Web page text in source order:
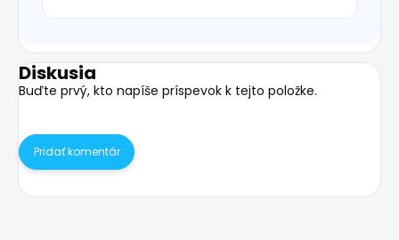
Diskusia
Buďte prvý, kto napíše príspevok k tejto položke.
Pridať komentár